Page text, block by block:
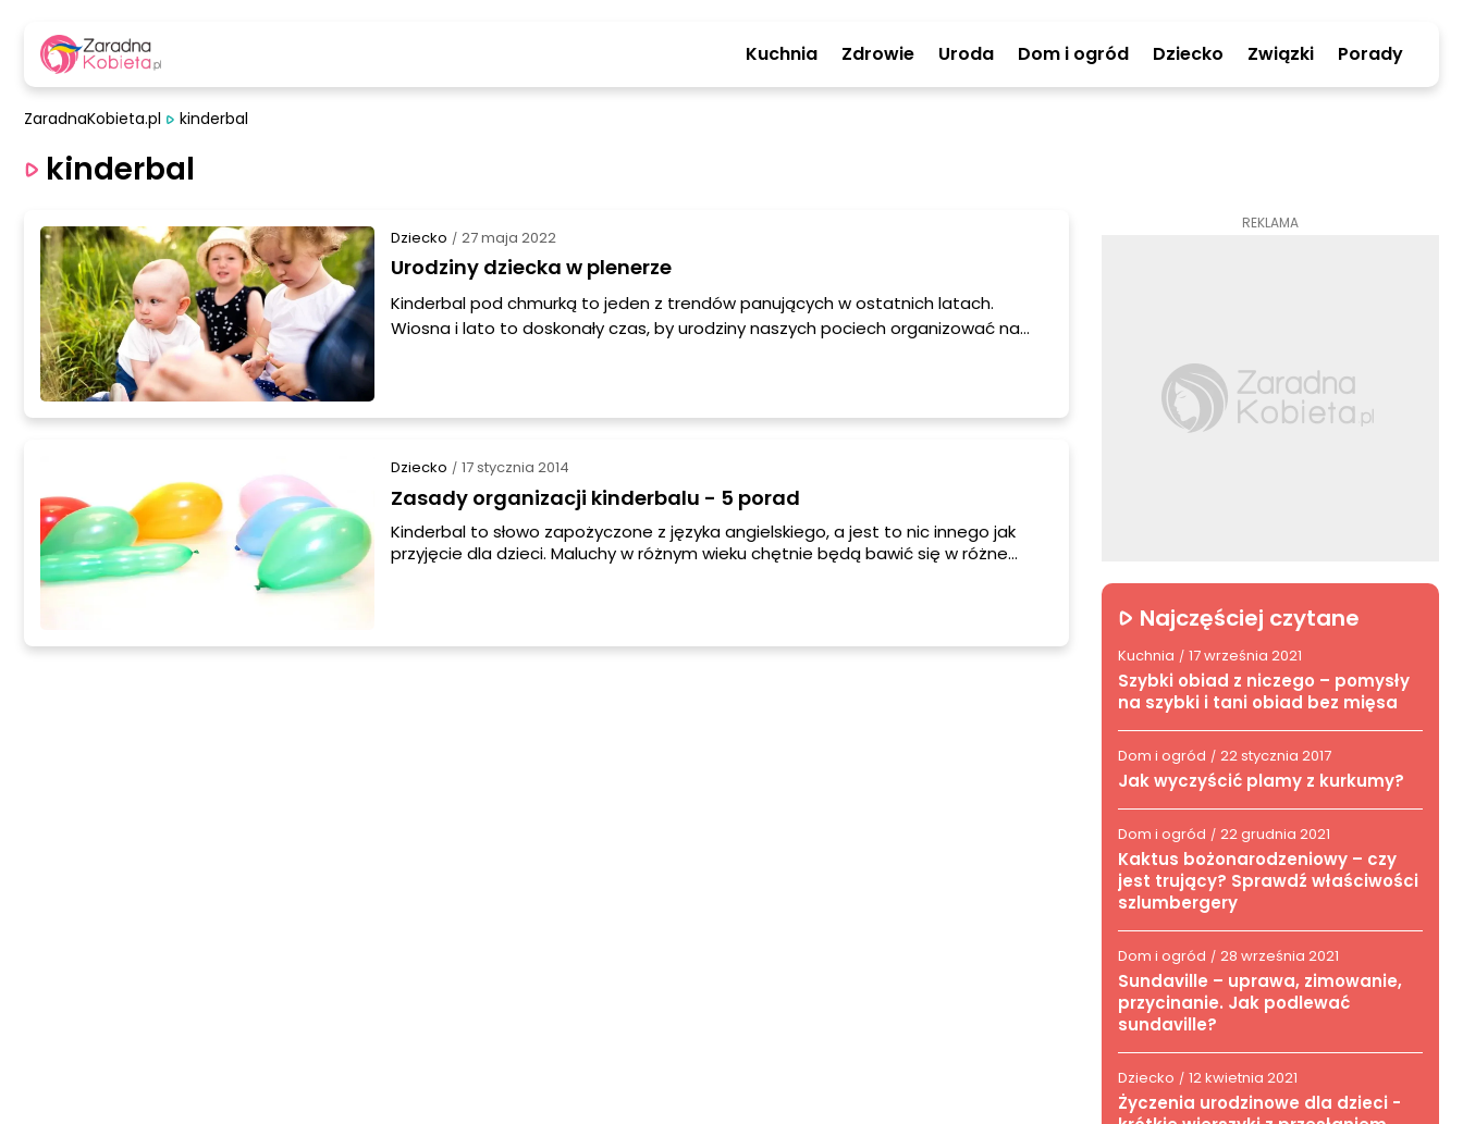
Kuchnia Zdrowie Uroda Dom i ogród Dziecko Związki Porady
ZaradnaKobieta.pl kinderbal
kinderbal
Dziecko / 27 maja 2022
Urodziny dziecka w plenerze
Kinderbal pod chmurką to jeden z trendów panujących w ostatnich latach.
Wiosna i lato to doskonały czas, by urodziny naszych pociech organizować na
przyczynisz się do budowania poprawnej relacji swojego dziecka z naturą, co jest
Dziecko / 17 stycznia 2014
Zasady organizacji kinderbalu - 5 porad
Kinderbal to słowo zapożyczone z języka angielskiego, a jest to nic innego jak
przyjęcie dla dzieci. Maluchy w różnym wieku chętnie będą bawić się w różne
REKLAMA
Najczęściej czytane
Kuchnia / 17 września 2021
Szybki obiad z niczego – pomysły
na szybki i tani obiad bez mięsa
Dom i ogród / 22 stycznia 2017
Jak wyczyścić plamy z kurkumy?
Dom i ogród / 22 grudnia 2021
Kaktus bożonarodzeniowy – czy
jest trujący? Sprawdź właściwości
szlumbergery
Dom i ogród / 28 września 2021
Sundaville – uprawa, zimowanie,
przycinanie. Jak podlewać
sundaville?
Dziecko / 12 kwietnia 2021
Życzenia urodzinowe dla dzieci -